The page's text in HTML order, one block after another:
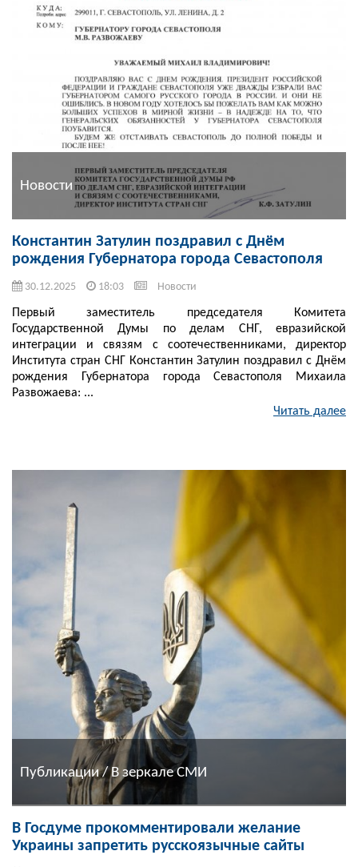
Новости
Константин Затулин поздравил с Днём
рождения Губернатора города Севастополя
30.12.2025 18:03 Новости
Первый заместитель председателя Комитета
Государственной Думы по делам СНГ, евразийской
интеграции и связям с соотечественниками, директор
Института стран СНГ Константин Затулин поздравил с Днём
рождения Губернатора города Севастополя Михаила
Развожаева: ...
Читать далее
Публикации / В зеркале СМИ
В Госдуме прокомментировали желание
Украины запретить русскоязычные сайты